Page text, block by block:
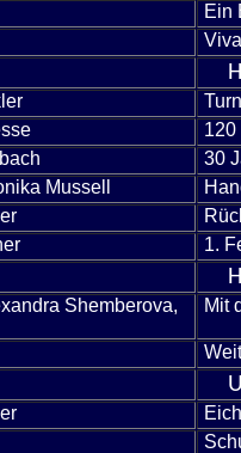
Ein
120
30
Mussell
1.
Shemberova,
Mit